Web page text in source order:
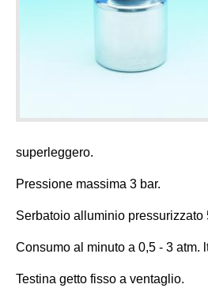
superleggero.
Pressione massima 3 bar.
Serbatoio alluminio pressurizzato
Consumo al minuto a 0,5 - 3 atm.
Testina getto fisso a ventaglio.